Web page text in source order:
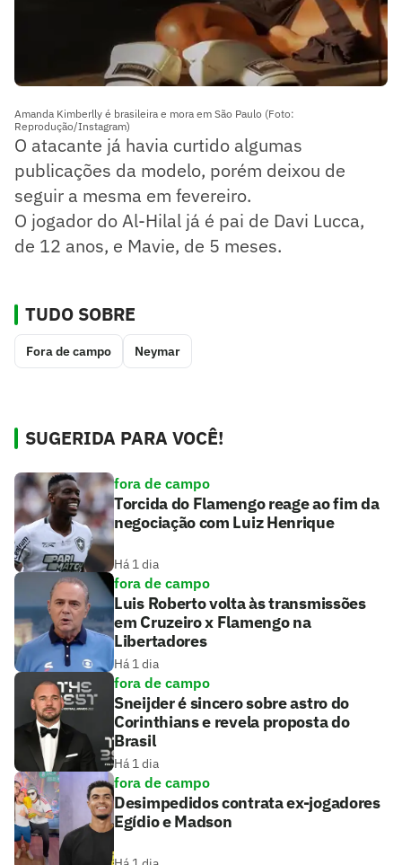
Amanda Kimberlly é brasileira e mora em São Paulo (Foto:
Reprodução/Instagram)
O atacante já havia curtido algumas
publicações da modelo, porém deixou de
seguir a mesma em fevereiro.
O jogador do Al-Hilal já é pai de Davi Lucca,
de 12 anos, e Mavie, de 5 meses.
TUDO SOBRE
Fora de campo Neymar
SUGERIDA PARA VOCÊ!
fora de campo
Torcida do Flamengo reage ao fim da
negociação com Luiz Henrique
Há 1 dia
fora de campo
Luis Roberto volta às transmissões
em Cruzeiro x Flamengo na
Libertadores
Há 1 dia
fora de campo
Sneijder é sincero sobre astro do
Corinthians e revela proposta do
Brasil
Há 1 dia
fora de campo
Desimpedidos contrata ex-jogadores
Egídio e Madson